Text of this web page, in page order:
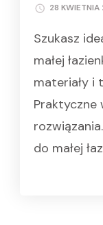
28
Szukasz
małej
materiały i
Praktyczne
do małej